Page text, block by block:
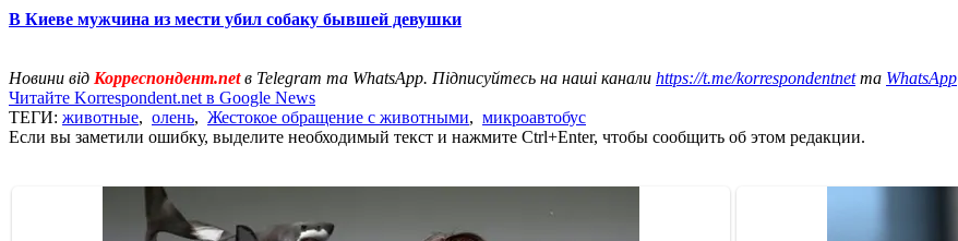
В Киеве мужчина из мести убил собаку бывшей девушки
Новини від Корреспондент.netв Telegram та WhatsApp. Підписуйтесь на наші канали https://t.me/korrespondentnetта WhatsApp
Читайте Korrespondent.net в Google News
ТЕГИ: животные, олень, Жестокое обращение с животными, микроавтобус
Если вы заметили ошибку, выделите необходимый текст и нажмите Ctrl+Enter, чтобы сообщить об этом редакции.